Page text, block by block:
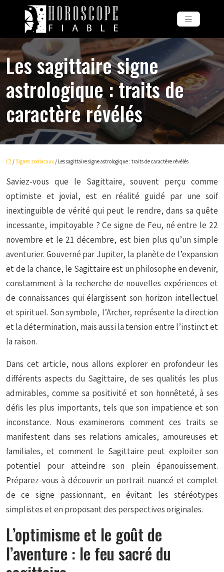
Les sagittaire signe
astrologique : traits de
caractère révélés
/ Signes zodiacaux / Les sagittaire signe astrologique : traits de caractère révélés
Saviez-vous que le Sagittaire, souvent perçu comme
optimiste et jovial, est en réalité guidé par une soif
inextinguible de vérité qui peut le rendre, dans sa quête
incessante, impitoyable ? Ce signe de Feu, né entre le 22
novembre et le 21 décembre, est bien plus qu’un simple
aventurier. Gouverné par Jupiter, la planète de l’expansion
et de la chance, le Sagittaire est un philosophe en devenir,
constamment à la recherche de nouvelles expériences et
de connaissances qui élargissent son horizon intellectuel
et spirituel. Son symbole, l’Archer, représente la direction
et la détermination, mais aussi la tension entre l’instinct et
la raison.
Dans cet article, nous allons explorer en profondeur les
différents aspects du Sagittaire, de ses qualités les plus
admirables, comme sa positivité et son honnêteté, à ses
défis les plus importants, tels que son impatience et son
inconstance. Nous examinerons comment ces traits se
manifestent dans ses relations amicales, amoureuses et
familiales, et comment le Sagittaire peut exploiter son
potentiel pour atteindre son plein épanouissement.
Préparez-vous à découvrir un portrait nuancé et complet
de ce signe passionnant, en évitant les stéréotypes
simplistes et en proposant des perspectives originales.
L’optimisme et le goût de
l’aventure : le feu sacré du